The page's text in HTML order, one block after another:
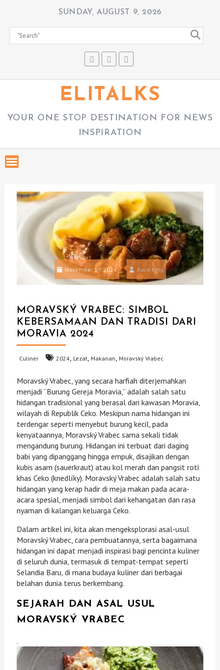
SUNDAY, AUGUST 9, 2026
ELITALKS
YOUR ONE STOP DESTINATION FOR NEWS
INSPIRATION
November 17, 2024 Race King
MORAVSKÝ VRABEC: SIMBOL
KEBERSAMAAN DAN TRADISI DARI
MORAVIA 2024
Culiner 2024 Lezat Makanan Moravský Vrabec
Moravský Vrabec, yang secara harfiah diterjemahkan
menjadi “Burung Gereja Moravia,” adalah salah satu
hidangan tradisional yang berasal dari kawasan Moravia,
wilayah di Republik Ceko. Meskipun nama hidangan ini
terdengar seperti menyebut burung kecil, pada
kenyataannya, Moravský Vrabec sama sekali tidak
mengandung burung. Hidangan ini terbuat dari daging
babi yang dipanggang hingga empuk, disajikan dengan
kubis asam (sauerkraut) atau kol merah dan pangsit roti
khas Ceko (knedlíky). Moravský Vrabec adalah salah satu
hidangan yang kerap hadir di meja makan pada acara-
acara spesial, menjadi simbol dari kehangatan dan rasa
nyaman di kalangan keluarga Ceko.
Dalam artikel ini, kita akan mengeksplorasi asal-usul
Moravský Vrabec, cara pembuatannya, serta bagaimana
hidangan ini dapat menjadi inspirasi bagi pencinta kuliner
di seluruh dunia, termasuk di tempat-tempat seperti
Selandia Baru, di mana budaya kuliner dari berbagai
belahan dunia terus berkembang.
SEJARAH DAN ASAL USUL
MORAVSKÝ VRABEC
.